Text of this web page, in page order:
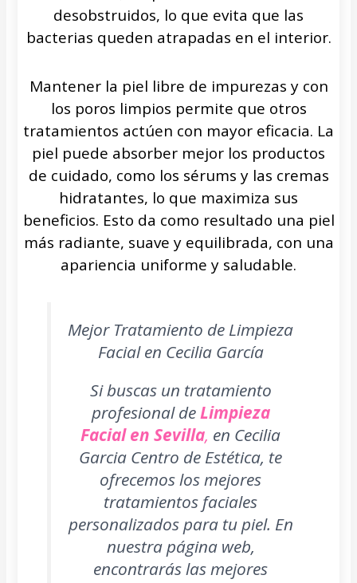
desobstruidos, lo que evita que las
bacterias queden atrapadas en el interior.
Mantener la piel libre de impurezas y con
los poros limpios permite que otros
tratamientos actúen con mayor eficacia. La
piel puede absorber mejor los productos
de cuidado, como los sérums y las cremas
hidratantes, lo que maximiza sus
beneficios. Esto da como resultado una piel
más radiante, suave y equilibrada, con una
apariencia uniforme y saludable.
Mejor Tratamiento de Limpieza
Facial en Cecilia García
Si buscas un tratamiento
profesional deLimpieza
Facial en Sevilla, en Cecilia
Garcia Centro de Estética, te
ofrecemos los mejores
tratamientos faciales
personalizados para tu piel. En
nuestra página web,
encontrarás las mejores